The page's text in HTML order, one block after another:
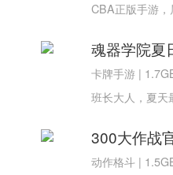
魂器学院夏
卡牌手游 |
300大作战
动作格斗 |